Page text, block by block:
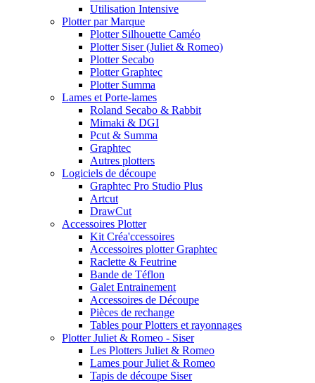
Utilisation Intensive
Plotter par Marque
Plotter Silhouette Caméo
Plotter Siser (Juliet & Romeo)
Plotter Secabo
Plotter Graphtec
Plotter Summa
Lames et Porte-lames
Roland Secabo & Rabbit
Mimaki & DGI
Pcut & Summa
Graphtec
Autres plotters
Logiciels de découpe
Graphtec Pro Studio Plus
Artcut
DrawCut
Accessoires Plotter
Kit Créa'ccessoires
Accessoires plotter Graphtec
Raclette & Feutrine
Bande de Téflon
Galet Entrainement
Accessoires de Découpe
Pièces de rechange
Tables pour Plotters et rayonnages
Plotter Juliet & Romeo - Siser
Les Plotters Juliet & Romeo
Lames pour Juliet & Romeo
Tapis de découpe Siser